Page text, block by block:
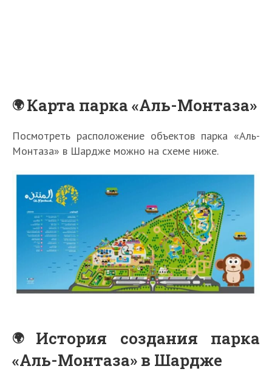
Карта парка «Аль-Монтаза»
Посмотреть расположение объектов парка «Аль-
Монтаза» в Шардже можно на схеме ниже.
История создания парка
«Аль-Монтаза» в Шардже